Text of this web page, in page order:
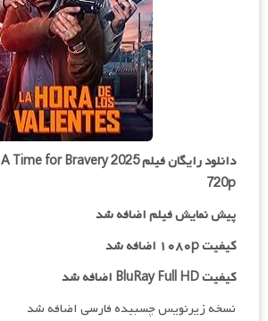
دانلود رایگان فیلمA Time for Bravery 2025
720p
پیش نمایش فیلم اضافه شد
کیفیت ۱۰۸۰p اضافه شد
کیفیت BluRay Full HD اضافه شد
نسخه زیرنویس چسبیده فارسی اضافه شد